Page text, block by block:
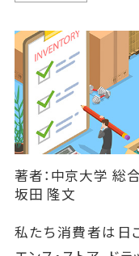
著者：中京大学
坂田 隆文
私たち消費者は日